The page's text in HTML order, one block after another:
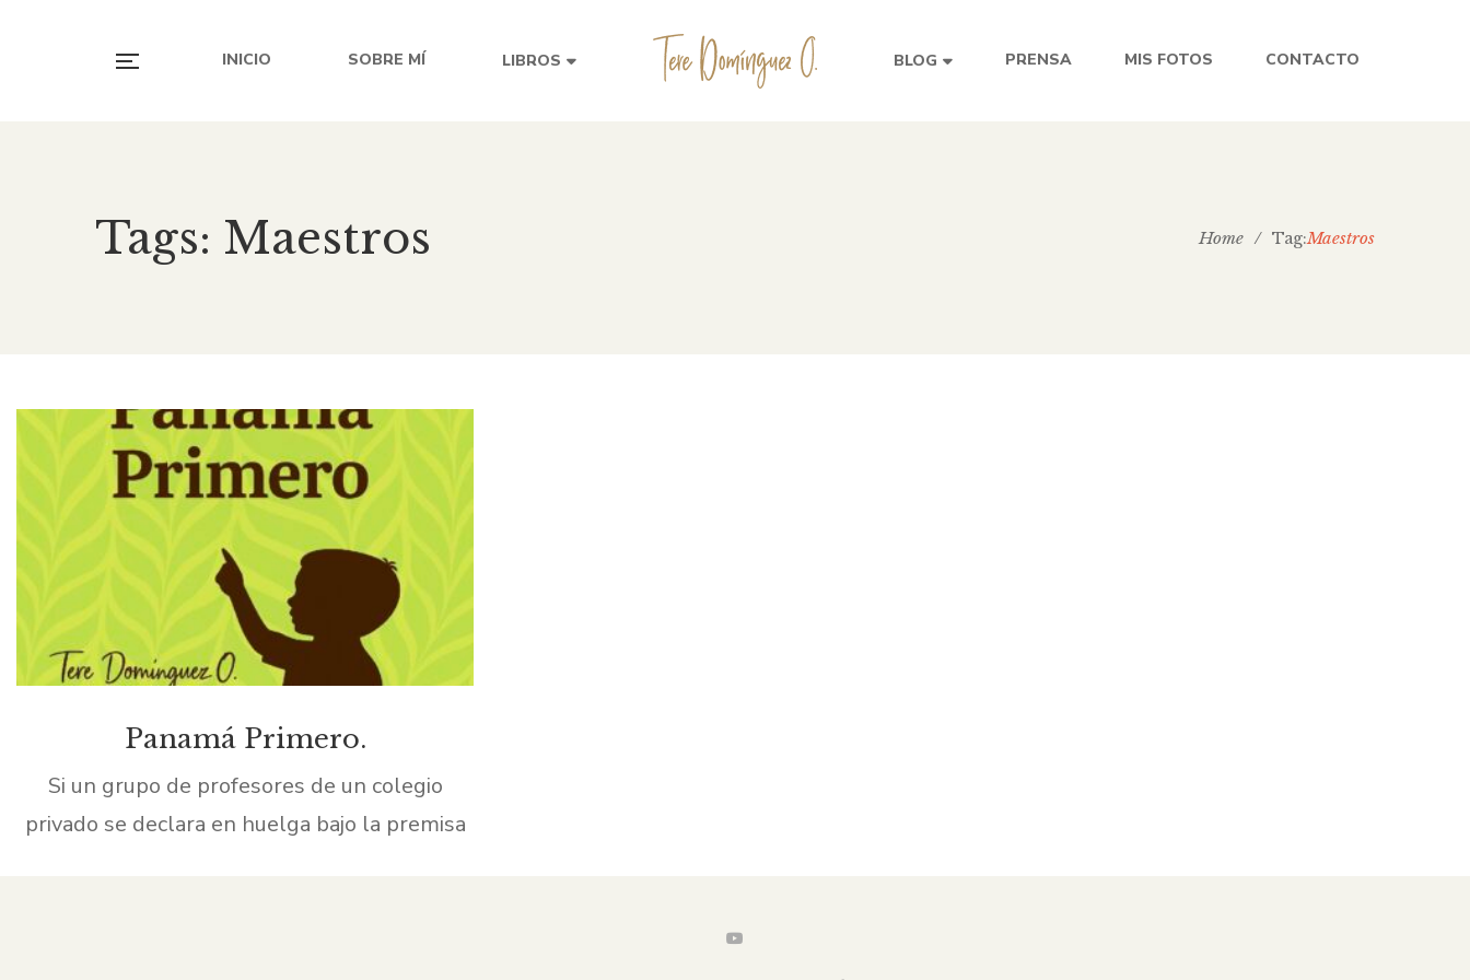
INICIO SOBRE MÍ LIBROS BLOG PRENSA MIS FOTOS CONTACTO
Tags: Maestros Home / Tag:Maestros
Panamá Primero.
Si un grupo de profesores de un colegio
privado se declara en huelga bajo la premisa